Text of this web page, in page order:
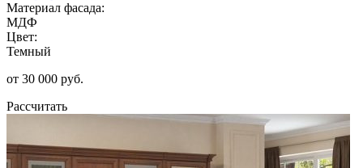
Материал фасада:
МДФ
Цвет:
Темный
от 30 000 руб.
Рассчитать